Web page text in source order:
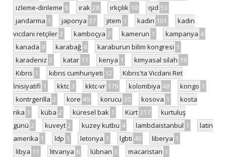
izleme-dinleme 9 ırak 28 ırkçılık 10 ışid 53
jandarma 1 japonya 37 jitem 1 kadın 101
kadın
vicdani retçiler 2 kamboçya 2 kamerun 1 kampanya 4
kanada 9 karabağ 4 karaburun bilim kongresi 1
karadeniz 2 katar 11 kenya 1 kimyasal silah 19
Kıbrıs 1 kıbrıs cumhuriyeti 12
Kıbrıs'ta Vicdani Ret
İnisiyatifi 1 kktc 3 kktc-vr 179 kolombiya 48 kongo 1
kontrgerilla 2 kore 49 korucu 30 kosova 1
kosta
rika 1 küba 2 küresel bak 1 Kürt 317
kurtuluş
günü 2 kuveyt 2 kuzey kutbu 4 lambdaistanbul 1
latin
amerika 1 ldp 1 letonya 1 lgbti 40 liberya 1
libya 11 litvanya 6 lübnan 3 macaristan 1